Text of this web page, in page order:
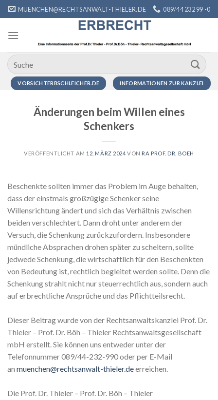
Zum
Inhalt
springen
MUENCHEN@RECHTSANWALT-THIELER.DE 089/44 232 99 -0
VORSICHTERBSCHLEICHER.DE INFORMATIONEN ZUR KANZLEI
Änderungen beim Willen eines
Schenkers
VERÖFFENTLICHT AM 12. MÄRZ 2024 VON RA PROF. DR. BOEH
Beschenkte sollten immer das Problem im Auge behalten,
dass der einstmals großzügige Schenker seine
Willensrichtung ändert und sich das Verhältnis zwischen
beiden verschlechtert. Dann droht unter anderem der
Versuch, die Schenkung zurückzufordern. Insbesondere
mündliche Absprachen drohen später zu scheitern, sollte
jedwede Schenkung, die wirtschaftlich für den Beschenkten
von Bedeutung ist, rechtlich begleitet werden sollte. Denn die
Schenkung strahlt nicht nur steuerrechtlich aus, sondern auch
auf erbrechtliche Ansprüche und das Pflichtteilsrecht.
Dieser Beitrag wurde von der Rechtsanwaltskanzlei Prof. Dr.
Thieler – Prof. Dr. Böh – Thieler Rechtsanwaltsgesellschaft
mbH erstellt. Sie können uns entweder unter der
Telefonnummer 089/44-232-990 oder per E-Mail
an muenchen@rechtsanwalt-thieler.deerreichen.
Die Prof. Dr. Thieler – Prof. Dr. Böh – Thieler